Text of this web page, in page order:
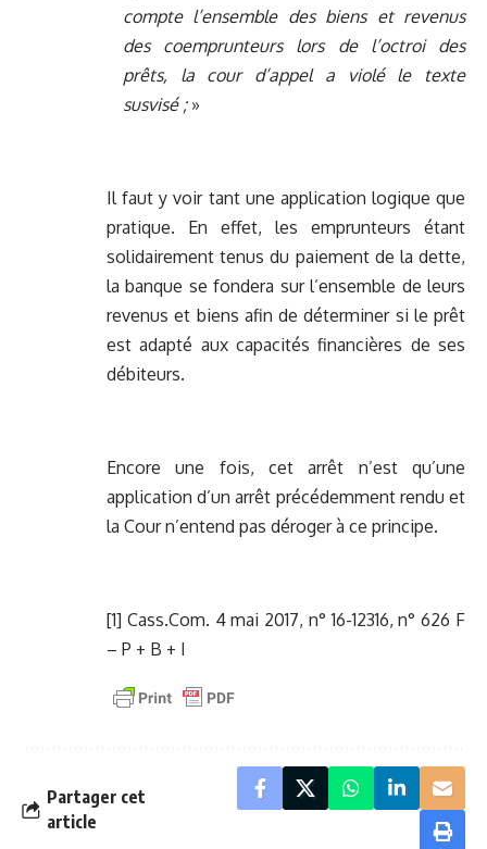
compte l’ensemble des biens et revenus
des coemprunteurs lors de l’octroi des
prêts, la cour d’appel a violé le texte
susvisé ;»
Il faut y voir tant une application logique que
pratique. En effet, les emprunteurs étant
solidairement tenus du paiement de la dette,
la banque se fondera sur l’ensemble de leurs
revenus et biens afin de déterminer si le prêt
est adapté aux capacités financières de ses
débiteurs.
Encore une fois, cet arrêt n’est qu’une
application d’un arrêt précédemment rendu et
la Cour n’entend pas déroger à ce principe.
[1] Cass.Com. 4 mai 2017, n° 16-12316, n° 626 F
– P + B + I
Partager cet
article